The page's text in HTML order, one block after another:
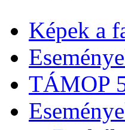
Képek a
TÁMOP